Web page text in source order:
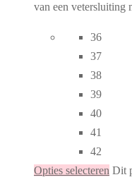
van een vetersluiting
36
37
38
39
40
41
42
Opties selecteren Dit